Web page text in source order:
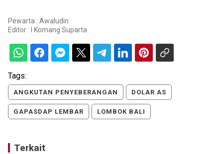
Pewarta : Awaludin
Editor :
I Komang Suparta
Tags:
ANGKUTAN PENYEBERANGAN DOLAR AS
GAPASDAP LEMBAR LOMBOK BALI
Terkait